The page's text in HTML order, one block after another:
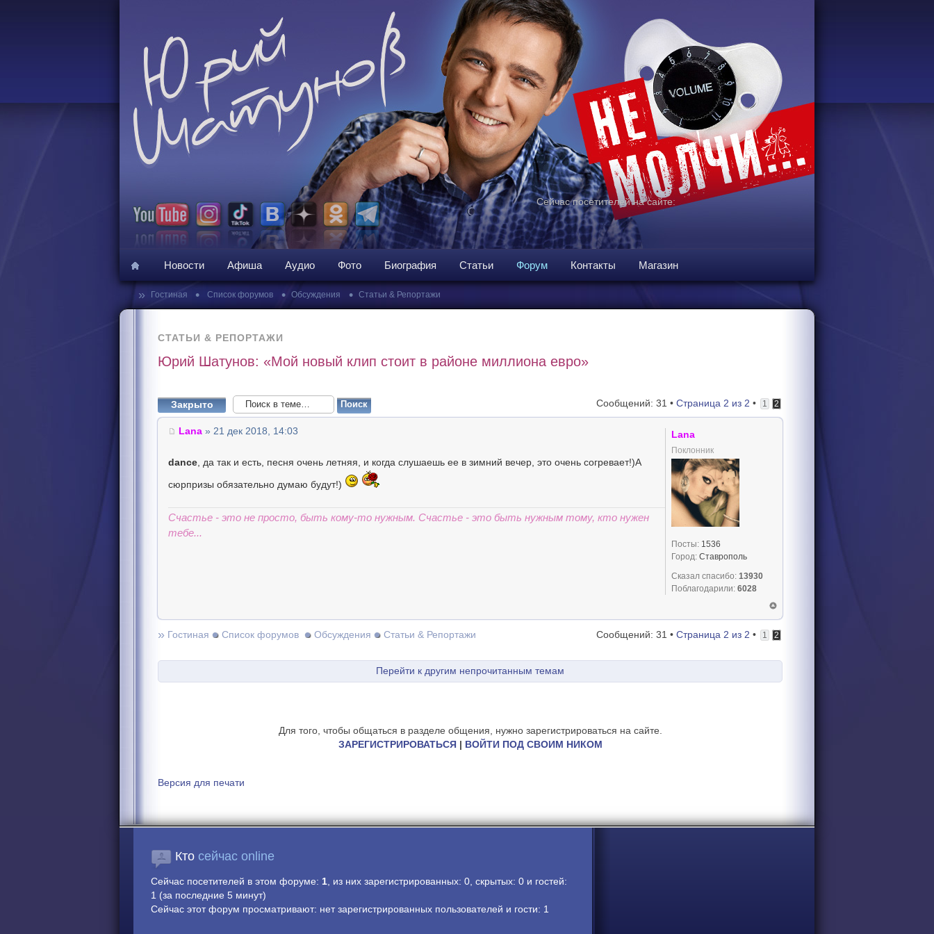
Сейчас посетителей на сайте:
Новости Афиша Аудио Фото Биография Статьи Форум Контакты Магазин
» Гостиная • Список форумов • Обсуждения • Статьи & Репортажи
СТАТЬИ & РЕПОРТАЖИ
Юрий Шатунов: «Мой новый клип стоит в районе миллиона евро»
Закрыто Сообщений: 31 • Страница 2 из 2 • 1 2
Lana » 21 дек 2018, 14:03
dance, да так и есть, песня очень летняя, и когда слушаешь ее в зимний вечер, это очень согревает!)А
сюрпризы обязательно думаю будут!)
Счастье - это не просто, быть кому-то нужным. Счастье - это быть нужным тому, кто нужен
тебе...
Lana
Поклонник
Посты: 1536
Город: Ставрополь
Сказал спасибо: 13930
Поблагодарили: 6028
» Гостиная Список форумов Обсуждения Статьи & Репортажи Сообщений: 31 • Страница 2 из 2 • 1 2
Перейти к другим непрочитанным темам
Для того, чтобы общаться в разделе общения, нужно зарегистрироваться на сайте.
ЗАРЕГИСТРИРОВАТЬСЯ
ВОЙТИ ПОД СВОИМ НИКОМ
Версия для печати
Кто сейчас online
Сейчас посетителей в этом форуме: 1, из них зарегистрированных: 0, скрытых: 0 и гостей:
1 (за последние 5 минут)
Сейчас этот форум просматривают: нет зарегистрированных пользователей и гости: 1